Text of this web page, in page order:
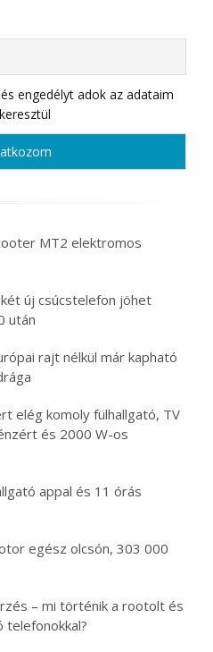
engedélyt adok az adataim
MT2 elektromos
új csúcstelefon jöhet
után
rajt nélkül már kapható
elég komoly fülhallgató, TV
és 2000 W-os
appal és 11 órás
egész olcsón, 303 000
– mi történik a rootolt és
telefonokkal?